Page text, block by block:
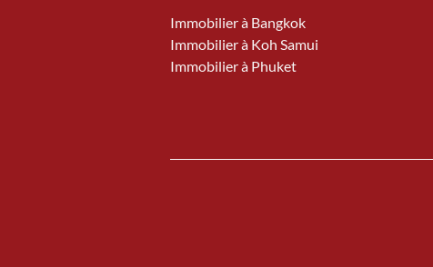
Immobilier à Bangkok
Immobilier à Koh Samui
Immobilier à Phuket